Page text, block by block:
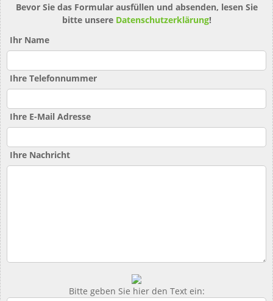
Bevor Sie das Formular ausfüllen und absenden, lesen Sie
bitte unsere Datenschutzerklärung!
Ihr Name
Ihre Telefonnummer
Ihre E-Mail Adresse
Ihre Nachricht
Bitte geben Sie hier den Text ein: